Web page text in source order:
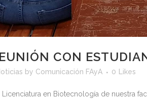
CON
by Comunicación FAyA 0 Likes
Licenciatura en Biotecnología de nuestra